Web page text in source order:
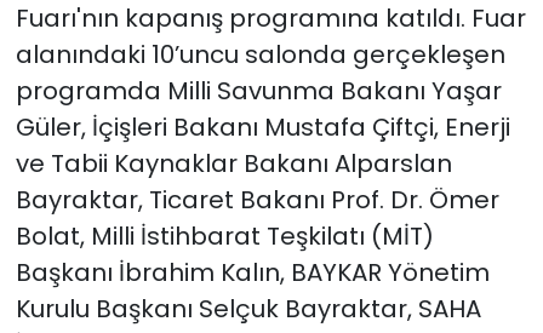
Fuarı'nın kapanış programına katıldı. Fuar
alanındaki 10’uncu salonda gerçekleşen
programda Milli Savunma Bakanı Yaşar
Güler, İçişleri Bakanı Mustafa Çiftçi, Enerji
ve Tabii Kaynaklar Bakanı Alparslan
Bayraktar, Ticaret Bakanı Prof. Dr. Ömer
Bolat, Milli İstihbarat Teşkilatı (MİT)
Başkanı İbrahim Kalın, BAYKAR Yönetim
Kurulu Başkanı Selçuk Bayraktar, SAHA